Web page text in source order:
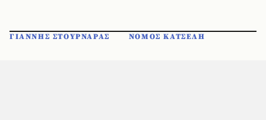
ΓΙΑΝΝΗΣ ΣΤΟΥΡΝΑΡΑΣ ΝΟΜΟΣ ΚΑΤΣΕΛΗ